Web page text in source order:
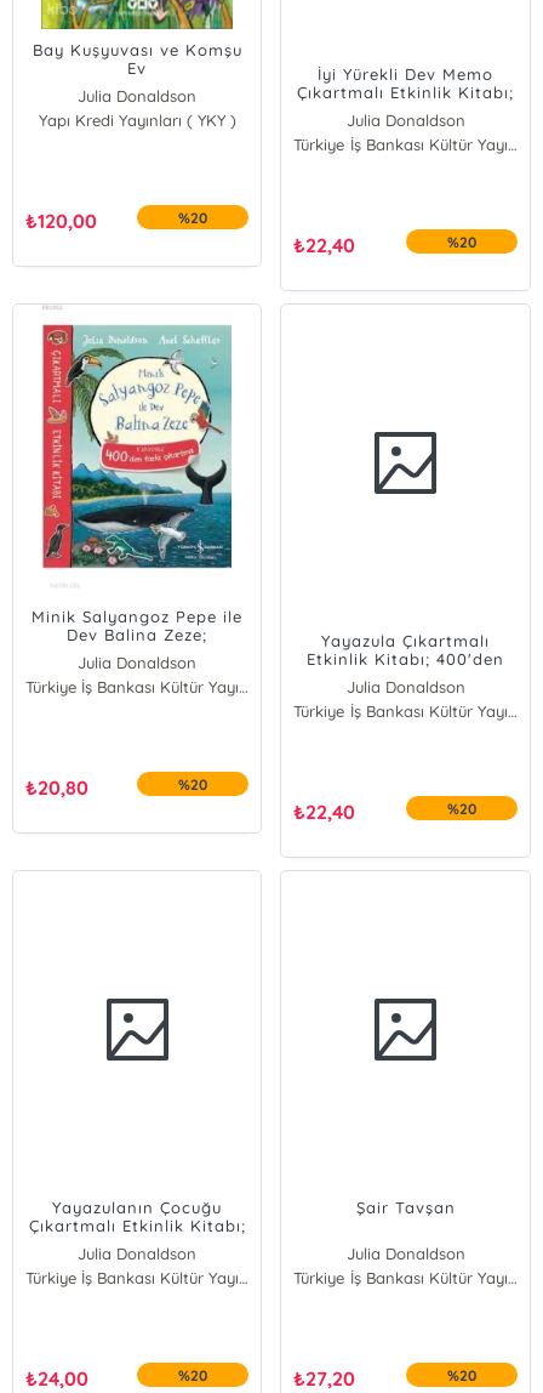
Bay Kuşyuvası ve Komşu
Ev
Julia Donaldson
Yapı Kredi Yayınları ( YKY )
₺120,00 %20
İyi Yürekli Dev Memo
Çıkartmalı Etkinlik Kitabı;
400'den Fazla Çıkartma
Julia Donaldson
Türkiye İş Bankası Kültür Yayınları
₺22,40 %20
Minik Salyangoz Pepe ile
Dev Balina Zeze;
Çıkartmalı Etkinlik Kitabı
Julia Donaldson
Türkiye İş Bankası Kültür Yayınları
₺20,80 %20
Yayazula Çıkartmalı
Etkinlik Kitabı; 400'den
Fazla Çıkartma
Julia Donaldson
Türkiye İş Bankası Kültür Yayınları
₺22,40 %20
Yayazulanın Çocuğu
Çıkartmalı Etkinlik Kitabı;
400'den Fazla Çıkartma
Julia Donaldson
Türkiye İş Bankası Kültür Yayınları
₺24,00 %20
Şair Tavşan
Julia Donaldson
Türkiye İş Bankası Kültür Yayınları
₺27,20 %20